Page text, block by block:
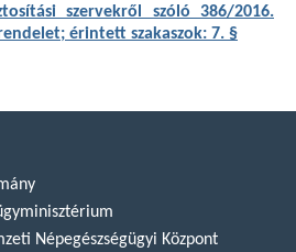
szervekről szóló 386/2016.
érintett szakaszok: 7. §
Népegészségügyi Központ